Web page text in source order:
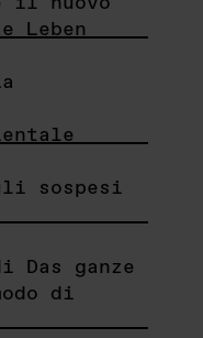
Leben
sospesi
ganze
di